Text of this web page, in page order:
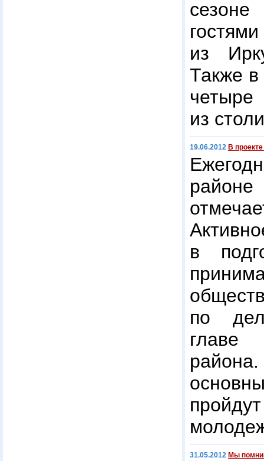
из
Также в
из
19.06.2012 В
в
по
главе
31.05.2012 Мы